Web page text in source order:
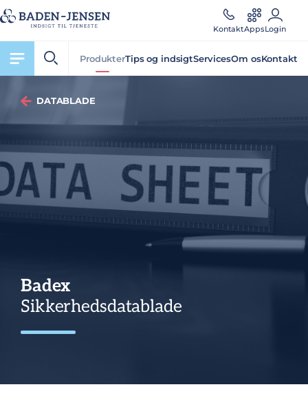
KontaktAppsLogin
ProdukterTips og indsigtServicesOm osKontakt
DATABLADE
Badex
Sikkerhedsdatablade